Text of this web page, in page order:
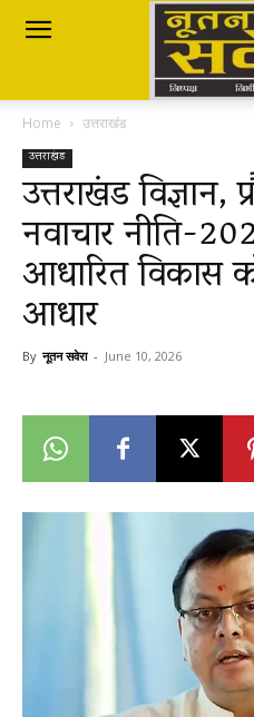
Nutan
Savera
नूतन
सवेरा
Breaking
Home उत्तराखंड
उत्तराखंड
उत्तराखंड विज्ञान,
नवाचार नीति-
आधारित विकास
आधार
By नूतन सवेरा - June 10, 2026